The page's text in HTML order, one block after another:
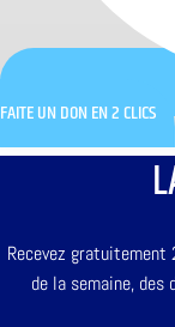
FAITE UN DON EN 2 CLICS
Recevez
de la semaine,